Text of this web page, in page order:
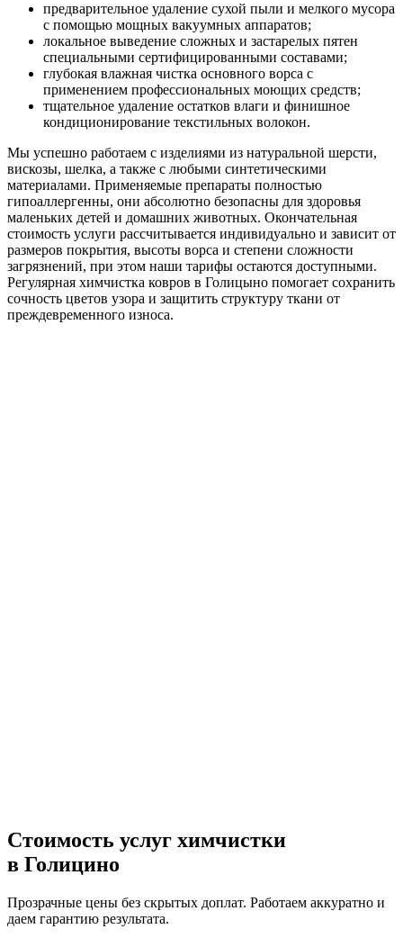
предварительное удаление сухой пыли и мелкого мусора
с помощью мощных вакуумных аппаратов;
локальное выведение сложных и застарелых пятен
специальными сертифицированными составами;
глубокая влажная чистка основного ворса с
применением профессиональных моющих средств;
тщательное удаление остатков влаги и финишное
кондиционирование текстильных волокон.
Мы успешно работаем с изделиями из натуральной шерсти,
вискозы, шелка, а также с любыми синтетическими
материалами. Применяемые препараты полностью
гипоаллергенны, они абсолютно безопасны для здоровья
маленьких детей и домашних животных. Окончательная
стоимость услуги рассчитывается индивидуально и зависит от
размеров покрытия, высоты ворса и степени сложности
загрязнений, при этом наши тарифы остаются доступными.
Регулярная химчистка ковров в Голицыно помогает сохранить
сочность цветов узора и защитить структуру ткани от
преждевременного износа.
Стоимость услуг химчистки
в Голицино
Прозрачные цены без скрытых доплат. Работаем аккуратно и
даем гарантию результата.